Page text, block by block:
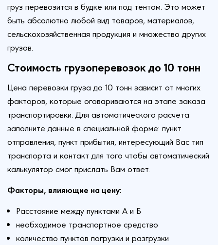
груз перевозится в будке или под тентом. Это может
быть абсолютно любой вид товаров, материалов,
сельскохозяйственная продукция и множество других
грузов.
Стоимость грузоперевозок до 10 тонн
Цена перевозки груза до 10 тонн зависит от многих
факторов, которые оговариваются на этапе заказа
транспортировки. Для автоматического расчета
заполните данные в специальной форме: пункт
отправления, пункт прибытия, интересующий Вас тип
транспорта и контакт для того чтобы автоматический
калькулятор смог прислать Вам ответ.
Факторы, влияющие на цену:
Расстояние между пунктами А и Б
необходимое транспортное средство
количество пунктов погрузки и разгрузки